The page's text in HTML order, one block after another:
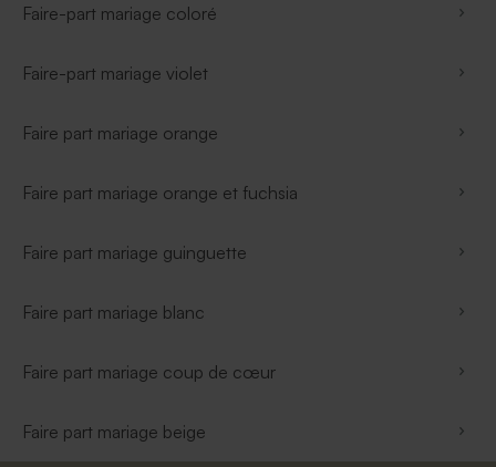
Faire-part mariage coloré
Faire-part mariage violet
Faire part mariage orange
Faire part mariage orange et fuchsia
Faire part mariage guinguette
Faire part mariage blanc
Faire part mariage coup de cœur
Faire part mariage beige